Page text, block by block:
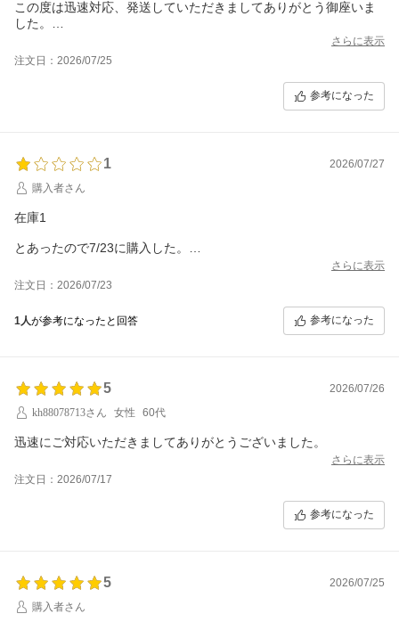
この度は迅速対応、発送していただきましてありがとう御座いま
した。
よろしくお願いいたします。
さらに表示
注文日：2026/07/25
参考になった
1
2026/07/27
購入者さん
在庫1
とあったので7/23に購入した。
マラソンが終わった7/27にこちらから納期の確認をしたところ
「メーカーより大幅な遅延となり、入荷日が未定とのご報告がご
誠に申し訳ございませんが、上記注文番号のご注文はキャンセル
とさせていただいてもよろしいでしょうか。」
ただきたいし、こちらからの問い合わせの返信ではなく、店舗か
らマラソン期間中に連絡をいただきたかった。
さらに表示
注文日：2026/07/23
1人が参考になったと回答 参考になった
5
2026/07/26
kh88078713さん
女性 60代
迅速にご対応いただきましてありがとうございました。
さらに表示
注文日：2026/07/17
参考になった
5
2026/07/25
購入者さん